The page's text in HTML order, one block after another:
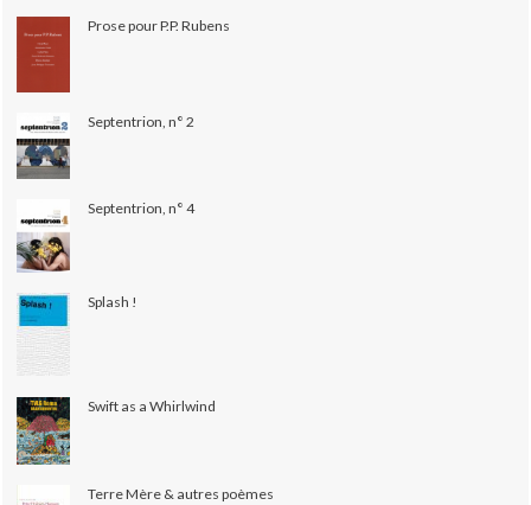
Prose pour P.P. Rubens
Septentrion, n° 2
Septentrion, n° 4
Splash !
Swift as a Whirlwind
Terre Mère & autres poèmes